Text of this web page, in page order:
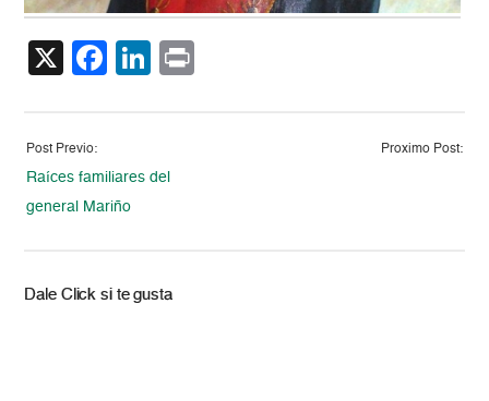
X Facebook
LinkedIn
Post Previo:
Raíces familiares del
general Mariño
Proximo Post:
Dale Click si te gusta